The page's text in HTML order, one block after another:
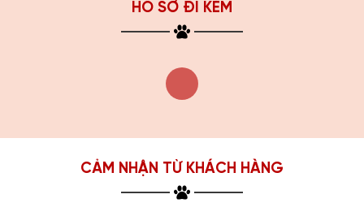
HỒ SƠ ĐI KÈM
CẢM NHẬN TỪ KHÁCH HÀNG